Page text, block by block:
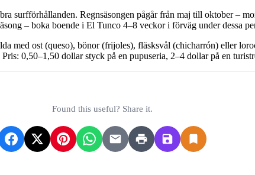
surfförhållanden. Regnsäsongen pågår från maj till oktober –
– boka boende i El Tunco 4–8 veckor i förväg under dessa
med ost (queso), bönor (frijoles), fläsksvål (chicharrón) eller
0,50–1,50 dollar styck på en pupuseria, 2–4 dollar på en
Found this useful? Share it.